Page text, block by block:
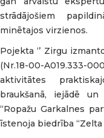
strādājošiem
minētajos virzienos.
Pojekta ‘’ Zirgu
(Nr.18-00-
aktivitātes
braukšanā, iejādē
“Ropažu Garkalnes
īstenoja biedrība “Zelta